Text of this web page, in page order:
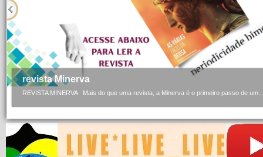
revista Minerva
REVISTA MINERVA Mais do que uma revista, a Minerva é o primeiro passo de um...